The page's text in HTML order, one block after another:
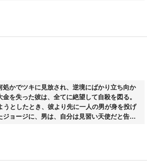
かでツキに見放され、逆境にばかり立ち向か
を失った彼は、全てに絶望して自殺を図る。
うとしたとき、彼より先に一人の男が身を投げ
ョージに、男は、自分は見習い天使だと告げ